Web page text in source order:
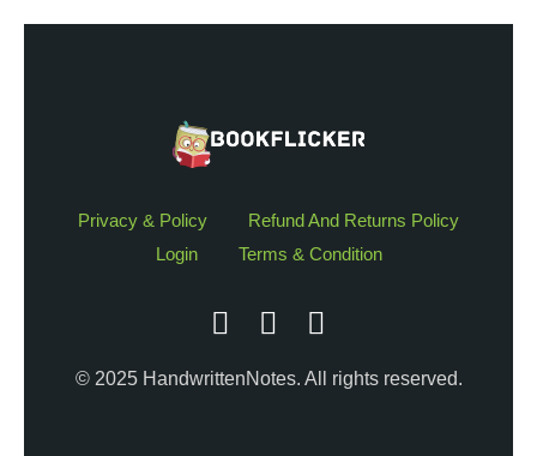
Privacy & Policy
Refund And Returns Policy
Login
Terms & Condition
© 2025 HandwrittenNotes. All rights reserved.